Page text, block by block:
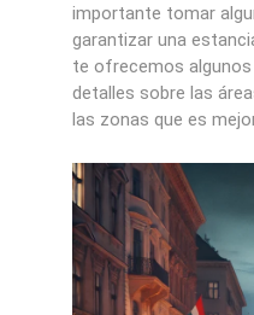
importante tomar
garantizar una
te ofrecemos algunos
detalles sobre las
las zonas que es